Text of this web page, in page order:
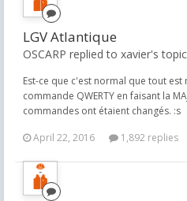
LGV Atlantique
OSCARP replied to xavier's
Est-ce que c'est normal que tout est
commande QWERTY en faisant la
commandes ont étaient changés. :s
April 22, 2016
1,892 replies